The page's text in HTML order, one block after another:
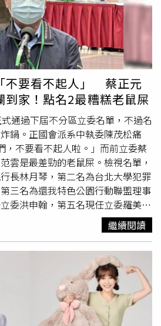
聽人及選民來說會有落差，而這其
以媒體的角色更為重要。投票當
趕緊先去投票，接著進公司準備，
導。晚間8到10點，中天資深主播
正亮、賴岳謙、介文汲、蔡正元針對
選舉新聞對於周玉琴來說是經驗豐
大選至今約有30年資歷，周玉琴認
看，因為這不僅攸關兩岸，更攸關
她也坦言這次選舉堪稱史上最難預
度報導選戰，為了大選更是及早就
主持她也完全不擔心：「只要上
到12點，中天新聞繼續針對最新
播張介凡和評論專家介文汲、蔡正
鴻薇等，帶觀眾了解選舉結果將為
以往都是在第一線開票現場的張介
持棚內開票相關報導，而她絲毫不
說，一碰到選舉整個腎上腺素就會
是我看過繼2000年兩顆子彈後最
望選舉順利，讓台灣可以更好！」
中天新聞網APP的「2024總統大
即時開票」，就可掌握總統及立委選
全台各縣市即時開票統計和開票後
不要看不起人」 蔡正元
到家！點名2最糟糕老鼠屎
通過下屆不分區立委名單，不過名
鍋。正國會派系中執委陳茂松痛
，不要看不起人啦。」而前立委蔡
雲是最差勁的老鼠屎。檢視名單，
長林月琴，第二名為台北大學犯罪
三名為還我特色公園行動聯盟理事
委洪申翰，第五名現任立委羅美
為現任立委，第六名為立法院長游
，第八名為民進黨團總召柯建銘，
十名為立委莊瑞雄，第十一名為立
派系中執委陳茂松抨擊，「連1個
人啦。今天我知道的名單裡面，各
沒有，到昨天晚上到今天早上連找林
也都沒有，我們認了啦，面子、裡
「整個名單當中確實是好像沒完整
繼續閱讀